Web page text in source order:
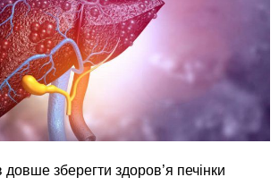
довше зберегти здоров’я печінки